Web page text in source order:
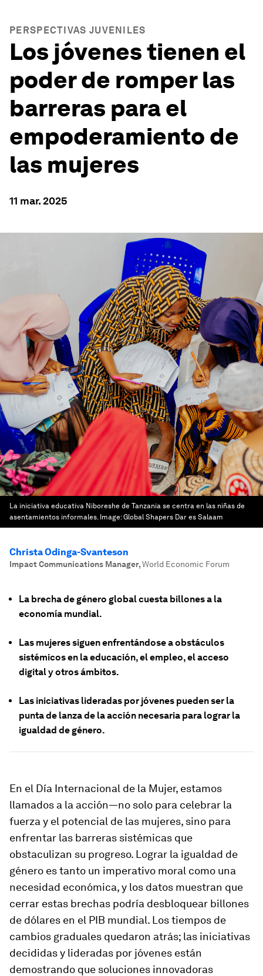
PERSPECTIVAS JUVENILES
Los jóvenes tienen el
poder de romper las
barreras para el
empoderamiento de
las mujeres
11 mar. 2025
La iniciativa educativa Niboreshe de Tanzania se centra en las niñas de
asentamientos informales. Image:Global Shapers Dar es Salaam
Christa Odinga-Svanteson
Impact Communications Manager,World Economic Forum
La brecha de género global cuesta billones a la
economía mundial.
Las mujeres siguen enfrentándose a obstáculos
sistémicos en la educación, el empleo, el acceso
digital y otros ámbitos.
Las iniciativas lideradas por jóvenes pueden ser la
punta de lanza de la acción necesaria para lograr la
igualdad de género.
En el Día Internacional de la Mujer, estamos
llamados a la acción—no solo para celebrar la
fuerza y el potencial de las mujeres, sino para
enfrentar las barreras sistémicas que
obstaculizan su progreso. Lograr la igualdad de
género es tanto un imperativo moral como una
necesidad económica, y los datos muestran que
cerrar estas brechas podría desbloquear billones
de dólares en el PIB mundial. Los tiempos de
cambios graduales quedaron atrás; las iniciativas
decididas y lideradas por jóvenes están
demostrando que soluciones innovadoras